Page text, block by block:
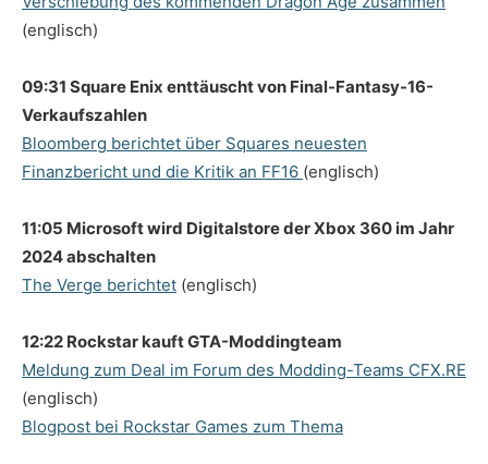
(englisch)
09:31 Square Enix enttäuscht von Final-Fantasy-16-
Verkaufszahlen
Bloomberg berichtet über Squares neuesten
Finanzbericht und die Kritik an FF16 (englisch)
11:05 Microsoft wird Digitalstore der Xbox 360 im Jahr
2024 abschalten
The Verge berichtet (englisch)
12:22 Rockstar kauft GTA-Moddingteam
Meldung zum Deal im Forum des Modding-Teams CFX.RE
(englisch)
Blogpost bei Rockstar Games zum Thema